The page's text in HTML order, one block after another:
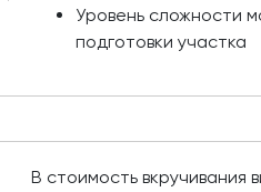
Уровень сложности
подготовки участка
В стоимость вкручивания